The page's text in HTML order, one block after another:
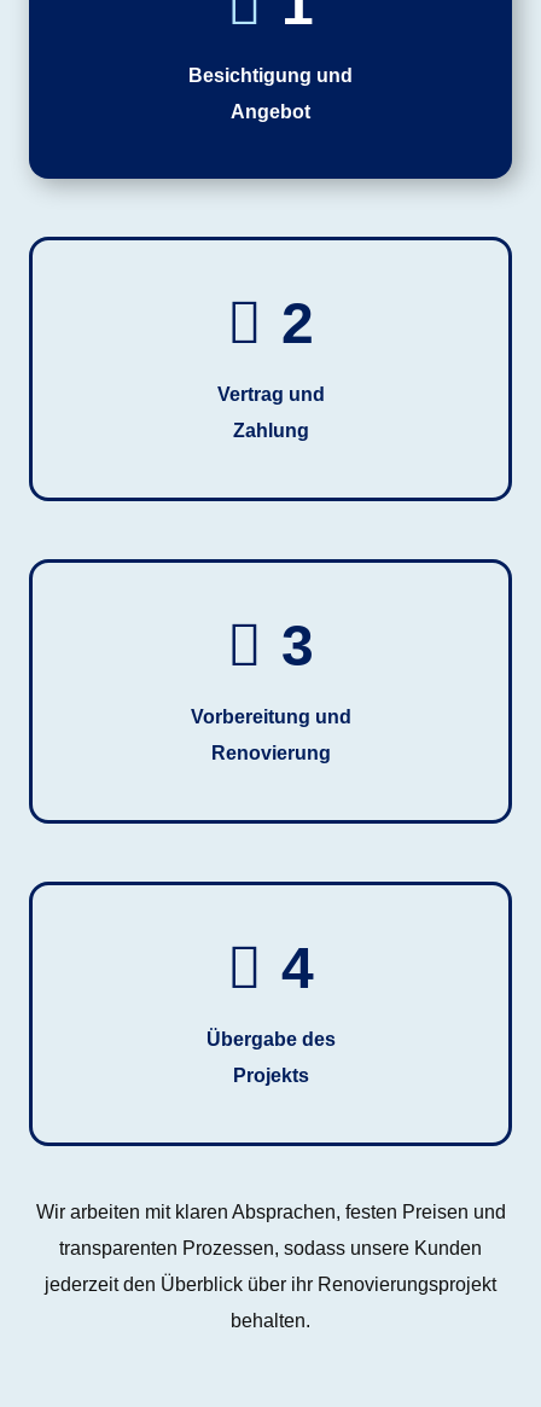
Besichtigung und
Angebot
2
Vertrag und
Zahlung
3
Vorbereitung und
Renovierung
4
Übergabe des
Projekts
Wir arbeiten mit klaren Absprachen, festen Preisen und
transparenten Prozessen, sodass unsere Kunden
jederzeit den Überblick über ihr Renovierungsprojekt
behalten.